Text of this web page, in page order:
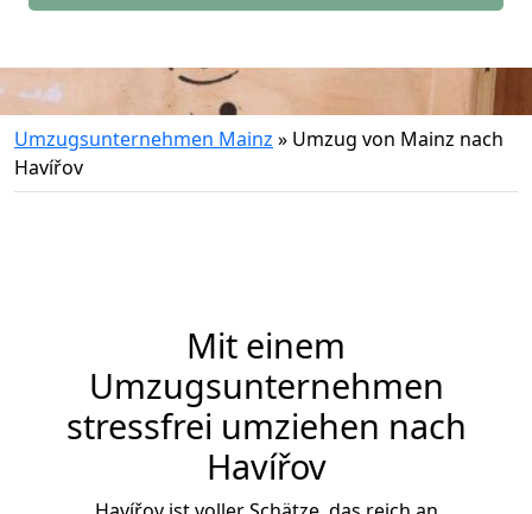
Umzugsunternehmen Mainz » Umzug von Mainz nach
Havířov
Mit einem
Umzugsunternehmen
stressfrei umziehen nach
Havířov